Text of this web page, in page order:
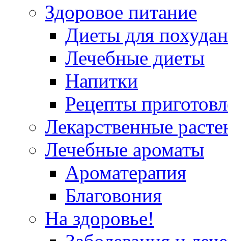
Здоровое питание
Диеты для
Лечебные диеты
Напитки
Рецепты
Лекарственные
Лечебные ароматы
Ароматерапия
Благовония
На здоровье!